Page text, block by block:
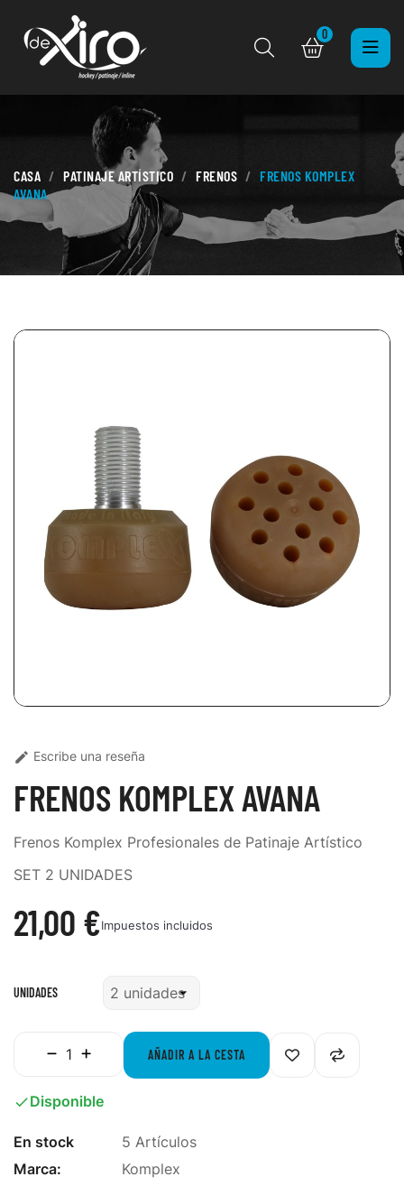
0
CASA PATINAJE ARTÍSTICO FRENOS
FRENOS KOMPLEX
AVANA
 Escribe una reseña
FRENOS KOMPLEX AVANA
Frenos Komplex Profesionales de Patinaje Artístico
SET 2 UNIDADES
21,00 €Impuestos incluidos
UNIDADES
AÑADIR A LA CESTA
Disponible
En stock
5 Artículos
Marca:
Komplex